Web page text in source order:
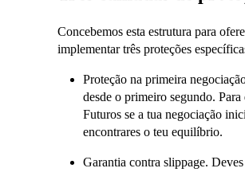
Concebemos esta estrutura para
implementar três proteções
Proteção na primeira
desde o primeiro segundo.
Futuros se a tua negociação
encontrares o teu equilíbrio.
Garantia contra slippage.